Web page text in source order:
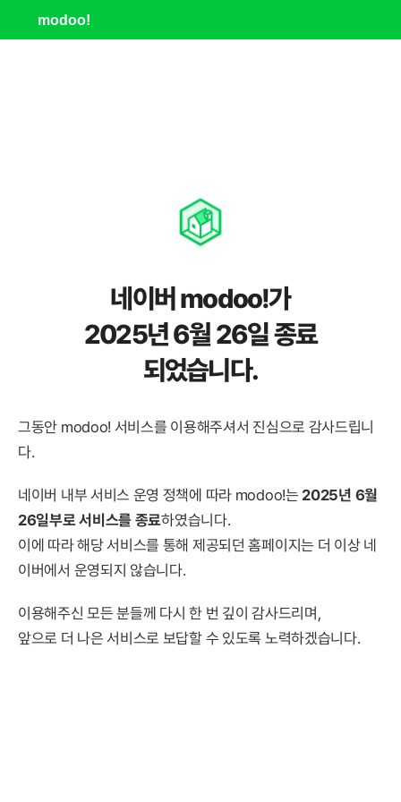
modoo!
네이버 modoo!가
2025년 6월 26일 종료
되었습니다.
그동안 modoo! 서비스를 이용해주셔서 진심으로 감사드립니
다.
네이버 내부 서비스 운영 정책에 따라 modoo!는 2025년 6월
26일부로 서비스를 종료하였습니다.
이에 따라 해당 서비스를 통해 제공되던 홈페이지는 더 이상 네
이버에서 운영되지 않습니다.
이용해주신 모든 분들께 다시 한 번 깊이 감사드리며,
앞으로 더 나은 서비스로 보답할 수 있도록 노력하겠습니다.